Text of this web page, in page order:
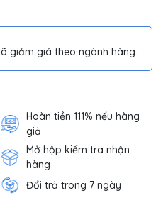
giảm giá theo ngành hàng.
Hoàn tiền 111% nếu hàng
giả
Mở hộp kiểm tra nhận
hàng
Đổi trả trong 7 ngày